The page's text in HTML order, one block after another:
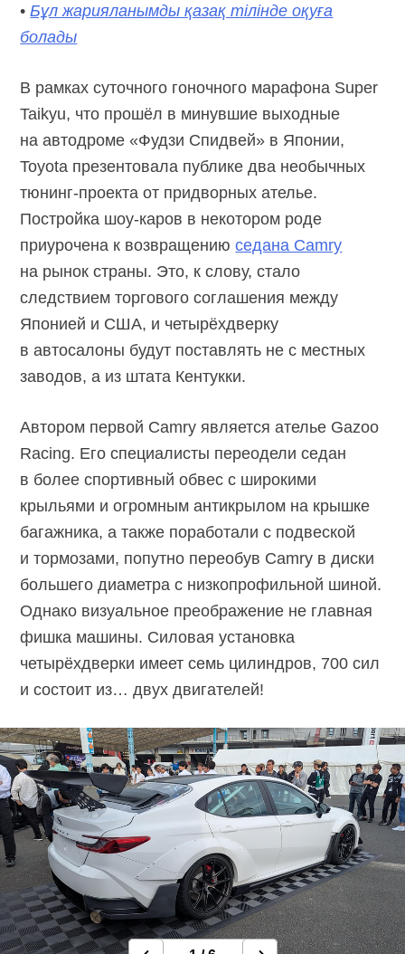
•Бұл жарияланымды қазақ тілінде оқуға
болады
В рамках суточного гоночного марафона Super
Taikyu, что прошёл в минувшие выходные
на автодроме «Фудзи Спидвей» в Японии,
Toyota презентовала публике два необычных
тюнинг-проекта от придворных ателье.
Постройка шоу-каров в некотором роде
приурочена к возвращениюcедана Camry
на рынок страны. Это, к слову, стало
следствием торгового соглашения между
Японией и США, и четырёхдверку
в автосалоны будут поставлять не с местных
заводов, а из штата Кентукки.
Автором первой Camry является ателье Gazoo
Racing. Его специалисты переодели седан
в более спортивный обвес с широкими
крыльями и огромным антикрылом на крышке
багажника, а также поработали с подвеской
и тормозами, попутно переобув Camry в диски
большего диаметра с низкопрофильной шиной.
Однако визуальное преображение не главная
фишка машины. Силовая установка
четырёхдверки имеет семь цилиндров, 700 сил
и состоит из… двух двигателей!